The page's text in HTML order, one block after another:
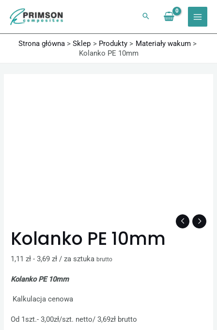
treści
Strona główna
Sklep Produkty
Materiały wakum
Kolanko PE 10mm
Kolanko PE 10mm
1,11zł -3,69zł / za sztukabrutto
Kolanko PE 10mm
Kalkulacja cenowa
Od 1szt.- 3,00zł/szt. netto/ 3,69zł brutto